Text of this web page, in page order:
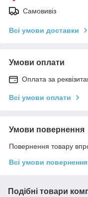
Самовивіз
Всі умови доставки
Умови оплати
Оплата за
Всі умови оплати
Умови повернення
Повернення товару
Всі умови повернення
Подібні товари